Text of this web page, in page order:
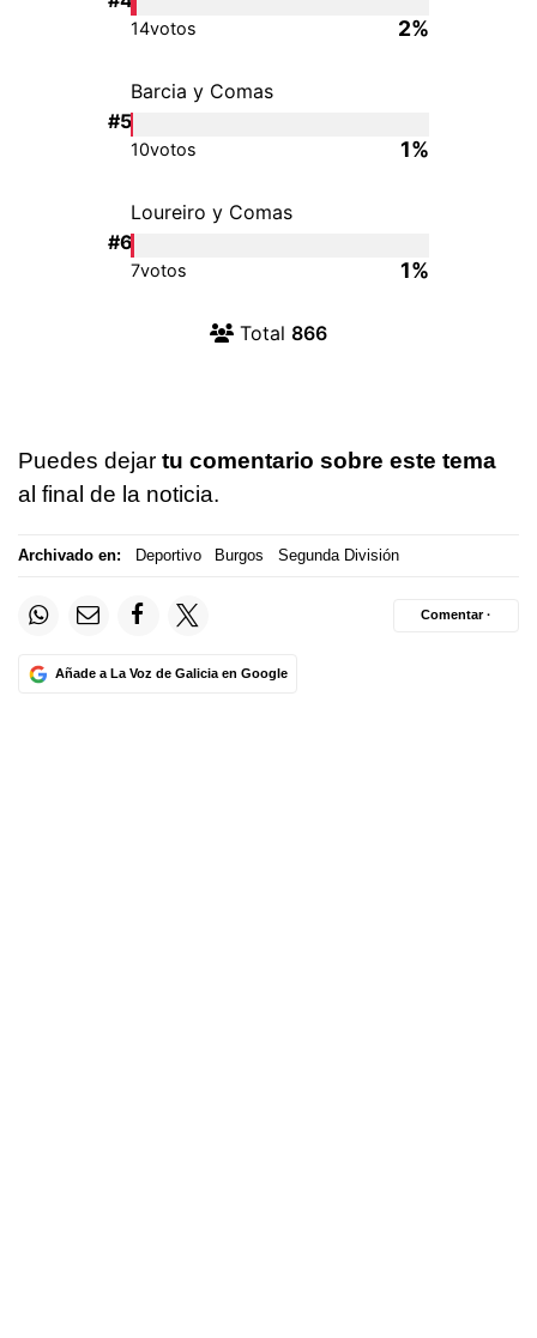
Puedes dejar tu comentario sobre este tema
al final de la noticia.
Archivado en: Deportivo Burgos Segunda División
Añade a La Voz de Galicia en Google
Comentar ·